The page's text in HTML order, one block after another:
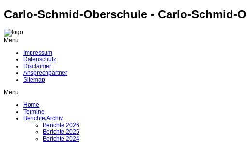
Carlo-Schmid-Oberschule - Carlo-Schmid-
Menu
Impressum
Datenschutz
Disclaimer
Ansprechpartner
Sitemap
Menu
Home
Termine
Berichte/Archiv
Berichte 2026
Berichte 2025
Berichte 2024